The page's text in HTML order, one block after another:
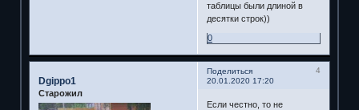
таблицы были длиной в
десятки строк))
0
Поделиться
4
20.01.2020 17:20
Dgippo1
Старожил
Если честно, то не